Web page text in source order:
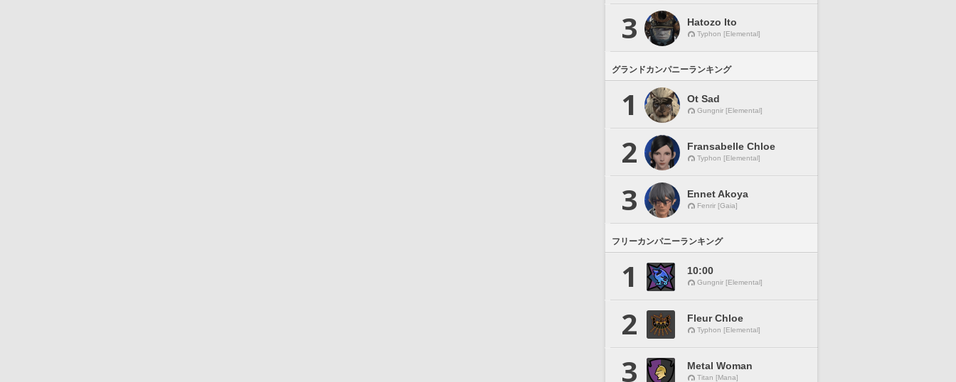
3 Hatozo Ito
Typhon [Elemental]
グランドカンパニーランキング
1 Ot Sad
Gungnir [Elemental]
2 Fransabelle Chloe
Typhon [Elemental]
3 Ennet Akoya
Fenrir [Gaia]
フリーカンパニーランキング
1 10:00
Gungnir [Elemental]
2 Fleur Chloe
Typhon [Elemental]
3 Metal Woman
Titan [Mana]